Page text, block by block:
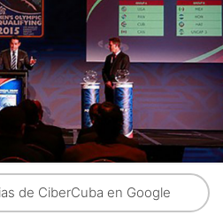
de CiberCuba en Google